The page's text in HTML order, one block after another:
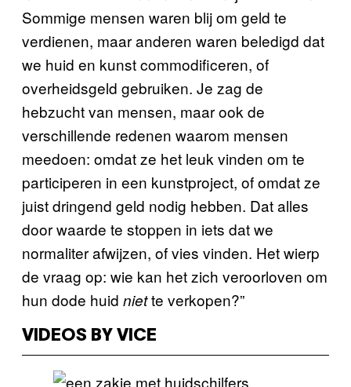
Sommige mensen waren blij om geld te
verdienen, maar anderen waren beledigd dat
we huid en kunst commodificeren, of
overheidsgeld gebruiken. Je zag de
hebzucht van mensen, maar ook de
verschillende redenen waarom mensen
meedoen: omdat ze het leuk vinden om te
participeren in een kunstproject, of omdat ze
juist dringend geld nodig hebben. Dat alles
door waarde te stoppen in iets dat we
normaliter afwijzen, of vies vinden. Het wierp
de vraag op: wie kan het zich veroorloven om
hun dode huid niette verkopen?”
VIDEOS BY VICE